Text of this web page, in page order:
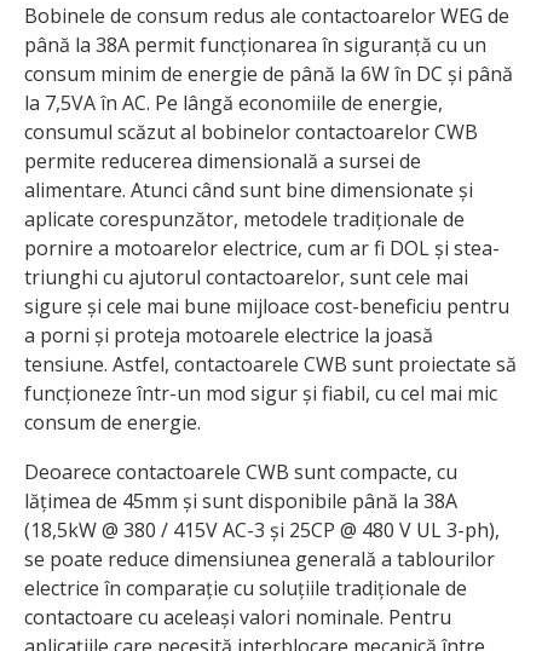
Bobinele de consum redus ale contactoarelor WEG de
până la 38A permit funcționarea în siguranță cu un
consum minim de energie de până la 6W în DC și până
la 7,5VA în AC. Pe lângă economiile de energie,
consumul scăzut al bobinelor contactoarelor CWB
permite reducerea dimensională a sursei de
alimentare. Atunci când sunt bine dimensionate și
aplicate corespunzător, metodele tradiționale de
pornire a motoarelor electrice, cum ar fi DOL și stea-
triunghi cu ajutorul contactoarelor, sunt cele mai
sigure și cele mai bune mijloace cost-beneficiu pentru
a porni și proteja motoarele electrice la joasă
tensiune. Astfel, contactoarele CWB sunt proiectate să
funcționeze într-un mod sigur și fiabil, cu cel mai mic
consum de energie.
Deoarece contactoarele CWB sunt compacte, cu
lățimea de 45mm și sunt disponibile până la 38A
(18,5kW @ 380 / 415V AC-3 și 25CP @ 480 V UL 3-ph),
se poate reduce dimensiunea generală a tablourilor
electrice în comparație cu soluțiile tradiționale de
contactoare cu aceleași valori nominale. Pentru